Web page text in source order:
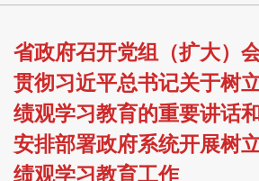
省政府召开党组（扩大）
贯彻习近平总书记关于树
绩观学习教育的重要讲话
安排部署政府系统开展树
绩观学习教育工作